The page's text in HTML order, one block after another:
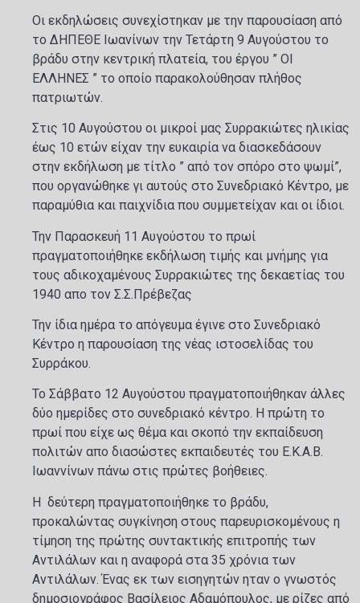
Οι εκδηλώσεις συνεχίστηκαν με την παρουσίαση από
το ΔΗΠΕΘΕ Ιωανίνων την Τετάρτη 9 Αυγούστου το
βράδυ στην κεντρική πλατεία, του έργου ” ΟΙ
ΕΛΛΗΝΕΣ ” το οποίο παρακολούθησαν πλήθος
πατριωτών.
Στις 10 Αυγούστου οι μικροί μας Συρρακιώτες ηλικίας
έως 10 ετών είχαν την ευκαιρία να διασκεδάσουν
στην εκδήλωση με τίτλο ” από τον σπόρο στο ψωμί”,
που οργανώθηκε γι αυτούς στο Συνεδριακό Κέντρο, με
παραμύθια και παιχνίδια που συμμετείχαν και οι ίδιοι.
Την Παρασκευή 11 Αυγούστου το πρωί
πραγματοποιήθηκε εκδήλωση τιμής και μνήμης για
τους αδικοχαμένους Συρρακιώτες της δεκαετίας του
1940 απο τον Σ.Σ.Πρέβεζας
Την ίδια ημέρα το απόγευμα έγινε στο Συνεδριακό
Κέντρο η παρουσίαση της νέας ιστοσελίδας του
Συρράκου.
Το Σάββατο 12 Αυγούστου πραγματοποιήθηκαν άλλες
δύο ημερίδες στο συνεδριακό κέντρο. Η πρώτη το
πρωί που είχε ως θέμα και σκοπό την εκπαίδευση
πολιτών απο διασώστες εκπαιδευτές του Ε.Κ.Α.Β.
Ιωαννίνων πάνω στις πρώτες βοήθειες.
Η δεύτερη πραγματοποιήθηκε το βράδυ,
προκαλώντας συγκίνηση στους παρευρισκομένους η
τίμηση της πρώτης συντακτικής επιτροπής των
Αντιλάλων και η αναφορά στα 35 χρόνια των
Αντιλάλων. Ένας εκ των εισηγητών ηταν ο γνωστός
δημοσιογράφος Βασίλειος Αδαμόπουλος, με ρίζες από